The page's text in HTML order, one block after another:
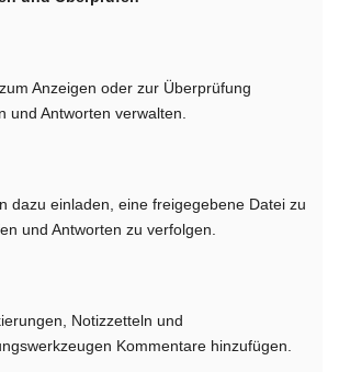
Anzeigen oder zur Überprüfung
und Antworten verwalten.
dazu einladen, eine freigegebene Datei zu
und Antworten zu verfolgen.
Notizzetteln und
Kommentare hinzufügen.